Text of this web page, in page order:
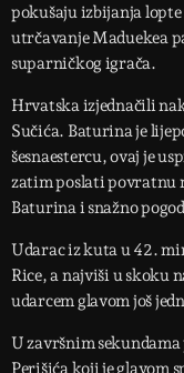
pokušaju izbijanja
utrčavanje Maduekea
suparničkog igrača.
Hrvatska izjednačili
Sučića. Baturina je
šesnaestercu, ovaj je
zatim poslati povratnu
Baturina i snažno
Udarac iz kuta u 42.
Rice, a najviši u skoku
udarcem glavom još
U završnim sekundama
Perišića koji je glavom